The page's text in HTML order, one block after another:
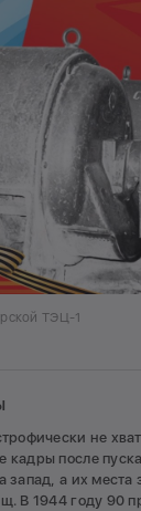
ТЭЦ-1
не
кадры после
запад, а их места
В 1944 году 90